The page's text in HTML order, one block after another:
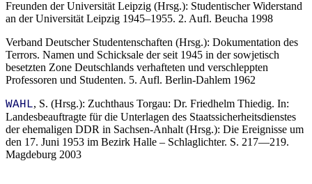
Freunden der Universität Leipzig (Hrsg.): Studentischer Widerstand
an der Universität Leipzig 1945–1955. 2. Aufl. Beucha 1998
Verband Deutscher Studentenschaften (Hrsg.): Dokumentation des
Terrors. Namen und Schicksale der seit 1945 in der sowjetisch
besetzten Zone Deutschlands verhafteten und verschleppten
Professoren und Studenten. 5. Aufl. Berlin-Dahlem 1962
WAHL, S. (Hrsg.): Zuchthaus Torgau: Dr. Friedhelm Thiedig. In:
Landesbeauftragte für die Unterlagen des Staatssicherheitsdienstes
der ehemaligen DDR in Sachsen-Anhalt (Hrsg.): Die Ereignisse um
den 17. Juni 1953 im Bezirk Halle – Schlaglichter. S. 217—219.
Magdeburg 2003